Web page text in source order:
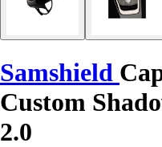
Samshield
Custom
2.0